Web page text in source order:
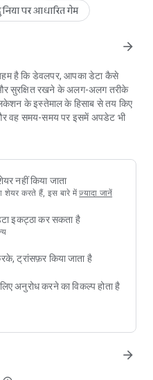
के लिए मुफ्त में कंप्यूटर के खिलाफ
दिन लॉग-इन करें !
जैसे ही आप दोबारा कनेक्शन स्थापित
खेलने के लिए दूसरों को आमंत्रित करें!
का उपयोग करें!
मॉडरेट करें!
भेजें!
प्राप्त करें!
पर आधारित गेम
arrow_forward
है कि डेवलपर, आपका डेटा कैसे
सुरक्षित रखने के अलग-अलग तरीके
के इस्तेमाल के हिसाब से तय किए
वह समय-समय पर इसमें अपडेट भी
नहीं किया जाता
शेयर करते हैं, इस बारे मेंज़्यादा जानें
इकट्ठा कर सकता है
ट्रांसफ़र किया जाता है
अनुरोध करने का विकल्प होता है
arrow_forward